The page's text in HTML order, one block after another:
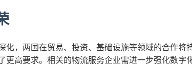
化，两国在贸易、投资、基础设施等领域的合作将
更高要求。相关的物流服务企业需进一步强化数